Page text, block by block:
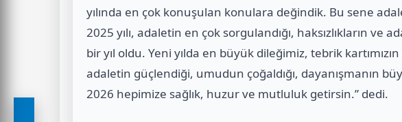
yılında en çok konuşulan konulara değindik. Bu sene
2025 yılı, adaletin en çok sorgulandığı, haksızlıkların ve
bir yıl oldu. Yeni yılda en büyük dileğimiz, tebrik
adaletin güçlendiği, umudun çoğaldığı, dayanışmanın
2026 hepimize sağlık, huzur ve mutluluk getirsin.” dedi.